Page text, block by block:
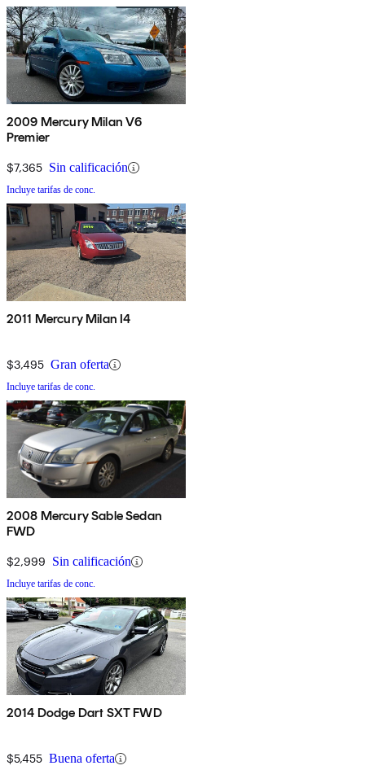
2009 Mercury Milan V6
Premier
$7,365 Sin calificación
Incluye tarifas de conc.
2011 Mercury Milan I4
$3,495 Gran oferta
Incluye tarifas de conc.
2008 Mercury Sable Sedan
FWD
$2,999 Sin calificación
Incluye tarifas de conc.
2014 Dodge Dart SXT FWD
$5,455 Buena oferta